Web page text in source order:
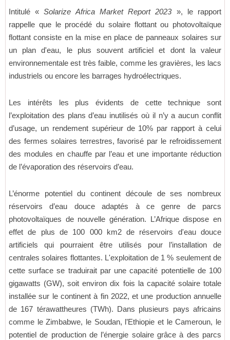
Intitulé «Solarize Africa Market Report 2023», le rapport
rappelle que le procédé du solaire flottant ou photovoltaïque
flottant consiste en la mise en place de panneaux solaires sur
un plan d'eau, le plus souvent artificiel et dont la valeur
environnementale est très faible, comme les gravières, les lacs
industriels ou encore les barrages hydroélectriques.
Les intérêts les plus évidents de cette technique sont
l’exploitation des plans d’eau inutilisés où il n’y a aucun conflit
d’usage, un rendement supérieur de 10% par rapport à celui
des fermes solaires terrestres, favorisé par le refroidissement
des modules en chauffe par l’eau et une importante réduction
de l’évaporation des réservoirs d’eau.
L’énorme potentiel du continent découle de ses nombreux
réservoirs d’eau douce adaptés à ce genre de parcs
photovoltaïques de nouvelle génération. L’Afrique dispose en
effet de plus de 100 000 km2 de réservoirs d'eau douce
artificiels qui pourraient être utilisés pour l’installation de
centrales solaires flottantes. L'exploitation de 1 % seulement de
cette surface se traduirait par une capacité potentielle de 100
gigawatts (GW), soit environ dix fois la capacité solaire totale
installée sur le continent à fin 2022, et une production annuelle
de 167 térawattheures (TWh). Dans plusieurs pays africains
comme le Zimbabwe, le Soudan, l’Ethiopie et le Cameroun, le
potentiel de production de l’énergie solaire grâce à des parcs